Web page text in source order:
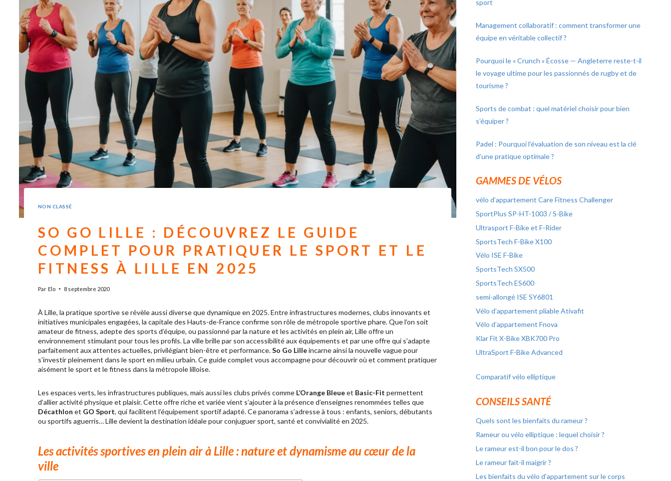
NON CLASSÉ
SO GO LILLE : DÉCOUVREZ LE GUIDE
COMPLET POUR PRATIQUER LE SPORT ET LE
FITNESS À LILLE EN 2025
Par Elo 8 septembre 2020
À Lille, la pratique sportive se révèle aussi diverse que dynamique en 2025. Entre infrastructures modernes, clubs innovants et
initiatives municipales engagées, la capitale des Hauts-de-France confirme son rôle de métropole sportive phare. Que l’on soit
amateur de fitness, adepte des sports d’équipe, ou passionné par la nature et les activités en plein air, Lille offre un
environnement stimulant pour tous les profils. La ville brille par son accessibilité aux équipements et par une offre qui s’adapte
parfaitement aux attentes actuelles, privilégiant bien-être et performance.So Go Lilleincarne ainsi la nouvelle vague pour
s’investir pleinement dans le sport en milieu urbain. Ce guide complet vous accompagne pour découvrir où et comment pratiquer
aisément le sport et le fitness dans la métropole lilloise.
Les espaces verts, les infrastructures publiques, mais aussi les clubs privés comme L’Orange Bleueet Basic-Fit permettent
d’allier activité physique et plaisir. Cette offre riche et variée vient s’ajouter à la présence d’enseignes renommées telles que
Décathlon et GO Sport, qui facilitent l’équipement sportif adapté. Ce panorama s’adresse à tous : enfants, seniors, débutants
ou sportifs aguerris… Lille devient la destination idéale pour conjuguer sport, santé et convivialité en 2025.
Les activités sportives en plein air à Lille : nature et dynamisme au cœur de la
ville
sport
Management collaboratif : comment transformer une
équipe en véritable collectif ?
Pourquoi le « Crunch » Écosse — Angleterre reste-t-il
le voyage ultime pour les passionnés de rugby et de
tourisme ?
Sports de combat : quel matériel choisir pour bien
s’équiper ?
Padel : Pourquoi l’évaluation de son niveau est la clé
d’une pratique optimale ?
GAMMES DE VÉLOS
vélo d’appartement Care Fitness Challenger
SportPlus SP-HT-1003 / S-Bike
Ultrasport F-Bike et F-Rider
SportsTech F-Bike X100
Vélo ISE F-Bike
SportsTech SX500
SportsTech ES600
semi-allongé ISE SY6801
Vélo d’appartement pliable Ativafit
Vélo d’appartement Fnova
Klar Fit X-Bike XBK700 Pro
UltraSport F-Bike Advanced
Comparatif vélo elliptique
CONSEILS SANTÉ
Quels sont les bienfaits du rameur ?
Rameur ou vélo elliptique : lequel choisir ?
Le rameur est-il bon pour le dos ?
Le rameur fait-il maigrir ?
Les bienfaits du vélo d’appartement sur le corps